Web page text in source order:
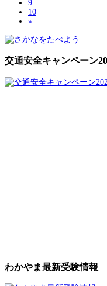
9
10
»
交通安全キャンペーン
わかやま最新受験情報